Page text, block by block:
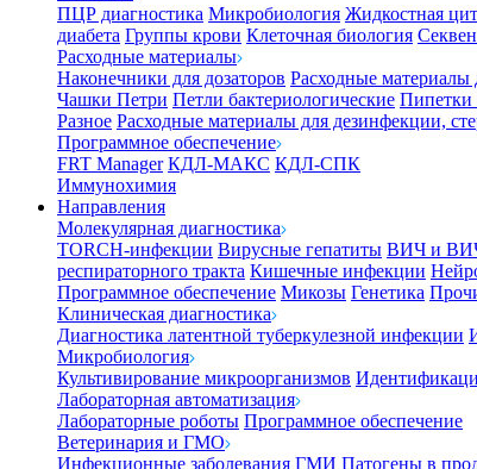
ПЦР диагностика Микробиология Жидкостная
диабета Группы крови Клеточная биология
Расходные материалы
Наконечники для дозаторов Расходные материалы
Чашки Петри Петли бактериологические Пипетки
Разное Расходные материалы для дезинфекции,
Программное обеспечение
FRT Manager КДЛ-МАКС КДЛ-СПК
Иммунохимия
Направления
Молекулярная диагностика
TORCH-инфекции Вирусные гепатиты ВИЧ и
респираторного тракта Кишечные инфекции
Программное обеспечение Микозы Генетика
Клиническая диагностика
Диагностика латентной туберкулезной инфекции
Микробиология
Культивирование микроорганизмов
Лабораторная автоматизация
Лабораторные роботы Программное обеспечение
Ветеринария и ГМО
Инфекционные заболевания ГМИ Патогены в